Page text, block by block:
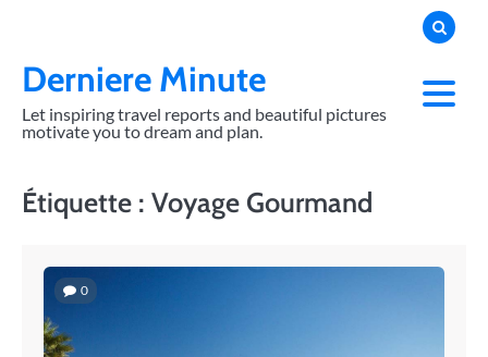
contentDerniere Minute
Let inspiring travel reports and beautiful pictures
motivate you to dream and plan.
Étiquette : Voyage Gourmand
0